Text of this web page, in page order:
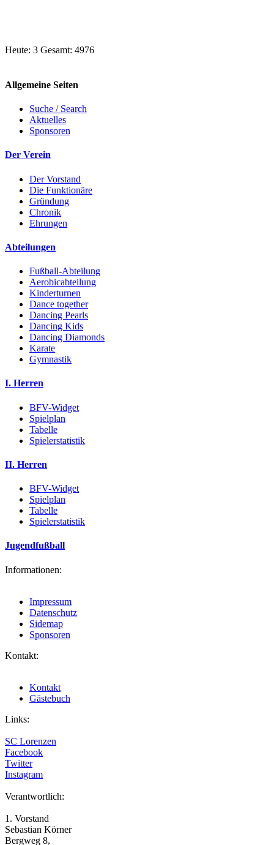
Heute: 3 Gesamt: 4976
Allgemeine Seiten
Suche / Search
Aktuelles
Sponsoren
Der Verein
Der Vorstand
Die Funktionäre
Gründung
Chronik
Ehrungen
Abteilungen
Fußball-Abteilung
Aerobicabteilung
Kinderturnen
Dance together
Dancing Pearls
Dancing Kids
Dancing Diamonds
Karate
Gymnastik
I. Herren
BFV-Widget
Spielplan
Tabelle
Spielerstatistik
II. Herren
BFV-Widget
Spielplan
Tabelle
Spielerstatistik
Jugendfußball
Informationen:
Impressum
Datenschutz
Sidemap
Sponsoren
Kontakt:
Kontakt
Gästebuch
Links:
SC Lorenzen
Facebook
Twitter
Instagram
Verantwortlich:
1. Vorstand
Sebastian Körner
Bergweg 8,